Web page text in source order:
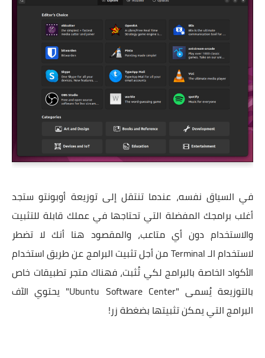
في السياق نفسه، عندما تنتقل إلى توزيعة أوبونتو ستجد
أغلب برامجك المفضلة التي تحتاجها في عملك قابلة للتثبيت
والاستخدام دون أي متاعب، والمقصود هنا أنك لا تضطر
لاستخدام الـ Terminal من أجل تثبيت البرامج عن طريق استخدام
الأكواد الخاصة بالبرامج لكي تُثبت، فهناك متجر تطبيقات خاص
بالتوزيعة يُسمى "Ubuntu Software Center" يحتوي الآف
البرامج التي يمكن تثبيتها بضغطة زر!